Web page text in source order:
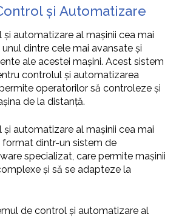
și Automatizare
automatizare al mașinii cea mai
dintre cele mai avansate și
ale acestei mașini. Acest sistem
controlul și automatizarea
operatorilor să controleze și
de la distanță.
automatizare al mașinii cea mai
dintr-un sistem de
specializat, care permite mașinii
și să se adapteze la
de control și automatizare al